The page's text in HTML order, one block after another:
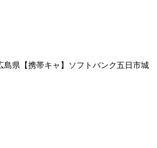
島県【携帯キャ】ソフトバンク五日市城